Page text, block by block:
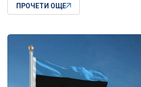
ПРОЧЕТИ ОЩЕ